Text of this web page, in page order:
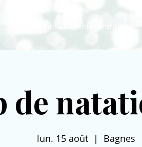
Triathlon Informations
de
lun. 15 août
  |
Bagnes